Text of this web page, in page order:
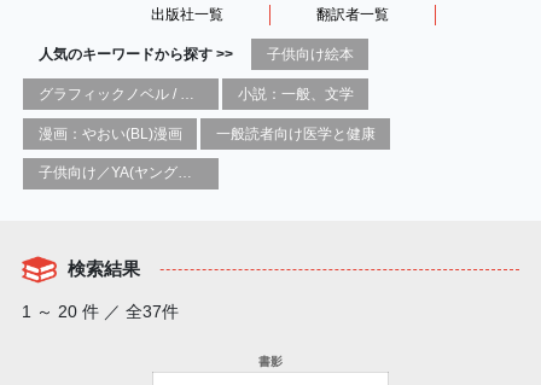
出版社一覧
翻訳者一覧
人気のキーワードから探す >> 子供向け絵本
小説：一般、文学
漫画：やおい(BL)漫画 一般読者向け医学と健康
子供向け／YA(ヤングアダルト)向け一般：芸術&芸術家
検索結果
1 ～ 20 件 ／ 全37件